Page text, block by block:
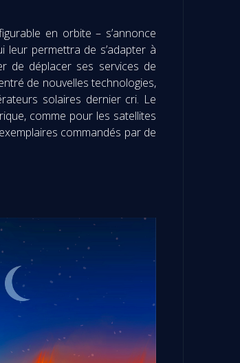
en orbite – s’annonce
permettra de s’adapter à
de déplacer ses services de
de nouvelles technologies,
solaires dernier cri. Le
comme pour les satellites
commandés par de